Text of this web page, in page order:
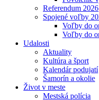
Referendum 2026
Spojené voľby
Voľby do
Voľby do
Udalosti
Aktuality
Kultúra a šport
Kalendár podujatí
Šamorín a okolie
Život v meste
Mestská polícia